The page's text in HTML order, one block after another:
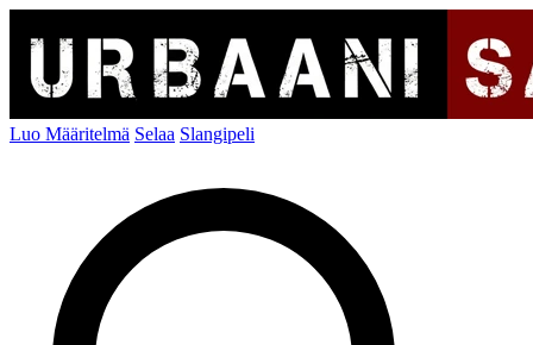
Luo Määritelmä Selaa Slangipeli